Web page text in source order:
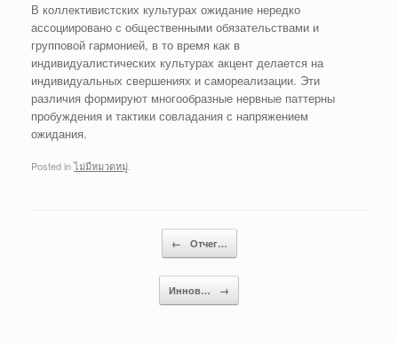
В коллективистских культурах ожидание нередко
ассоциировано с общественными обязательствами и
групповой гармонией, в то время как в
индивидуалистических культурах акцент делается на
индивидуальных свершениях и самореализации. Эти
различия формируют многообразные нервные паттерны
пробуждения и тактики совладания с напряжением
ожидания.
Posted inไม่มีหมวดหมู่
← Отчег…
Иннов… →